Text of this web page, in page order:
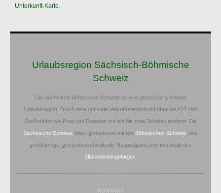
Unterkunft-Karte.
Urlaubsregion Sächsisch-Böhmische
Schweiz
Die Sächsisch-Böhmische Schweiz ist eine grenzübergreifende
Urlaubsregion. Durch eine optimale Verkehrsanbindung über die A17 sind
Großstädte wie Prag und Dresden nur ein bis zwei Stunden entfernt. Die
Sächsische Schweiz bildet gemeinsam mit der Böhmischen Schweiz eine
großflächige, grenzüberschreitende Nationalparkzone innerhalb des
Elbsandsteingebirges
KONTAKT